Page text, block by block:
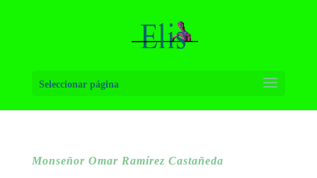
Seleccionar página
Monseñor Omar Ramírez Castañeda